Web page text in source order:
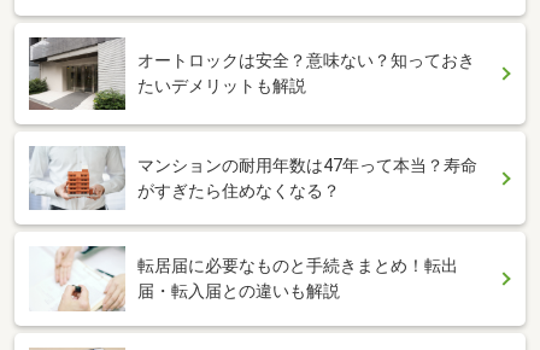
オートロックは安全？意味ない？知っておき
たいデメリットも解説
マンションの耐用年数は47年って本当？寿命
がすぎたら住めなくなる？
転居届に必要なものと手続きまとめ！転出
届・転入届との違いも解説